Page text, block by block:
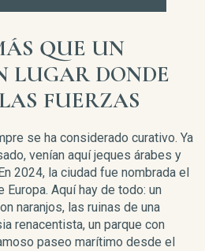
QUE UN
LUGAR DONDE
FUERZAS
se ha considerado curativo. Ya
venían aquí jeques árabes y
2024, la ciudad fue nombrada el
Aquí hay de todo: un
naranjos, las ruinas de una
renacentista, un parque con
paseo marítimo desde el